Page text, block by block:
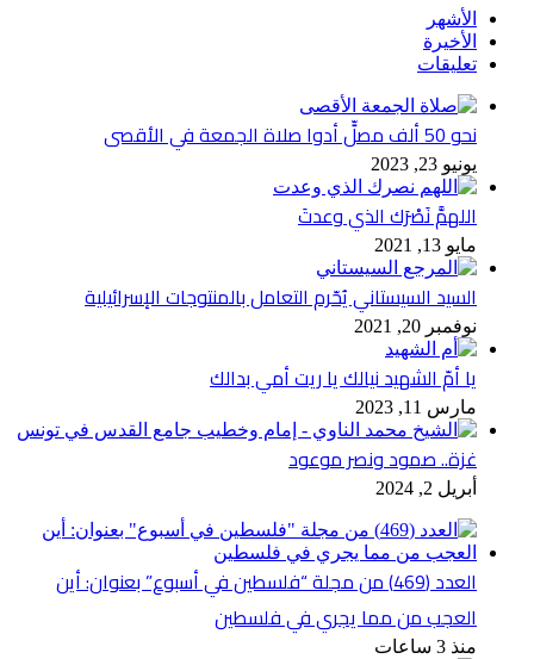
الأشهر
الأخيرة
تعليقات
نحو 50 ألف مصلٍّ أدوا صلاة الجمعة في الأقصى
يونيو 23, 2023
اللهمَّ نَصْرَك الذي وعدتَ
مايو 13, 2021
السيد السيستاني يُحّرم التعامل بالمنتوجات الإسرائيلية
نوفمبر 20, 2021
يا أمّ الشهيد نيالك يا ريت أمي بدالك
مارس 11, 2023
غزة.. صمود ونصر موعود
أبريل 2, 2024
العدد (469) من مجلة “فلسطين في أسبوع” بعنوان: أين
العجب من مما يجري في فلسطين
منذ 3 ساعات